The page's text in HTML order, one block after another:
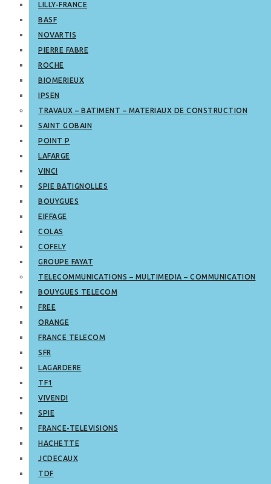
LILLY-FRANCE
BASF
NOVARTIS
PIERRE FABRE
ROCHE
BIOMERIEUX
IPSEN
TRAVAUX – BATIMENT – MATERIAUX DE CONSTRUCTION
SAINT GOBAIN
POINT P
LAFARGE
VINCI
SPIE BATIGNOLLES
BOUYGUES
EIFFAGE
COLAS
COFELY
GROUPE FAYAT
TELECOMMUNICATIONS – MULTIMEDIA – COMMUNICATION
BOUYGUES TELECOM
FREE
ORANGE
FRANCE TELECOM
SFR
LAGARDERE
TF1
VIVENDI
SPIE
FRANCE-TELEVISIONS
HACHETTE
JCDECAUX
TDF